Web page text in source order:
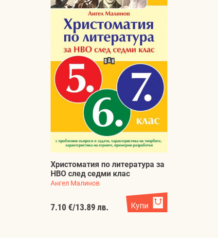
Христоматия по литература за
НВО след седми клас
Ангел Малинов
7.10 €/13.89 лв. Купи